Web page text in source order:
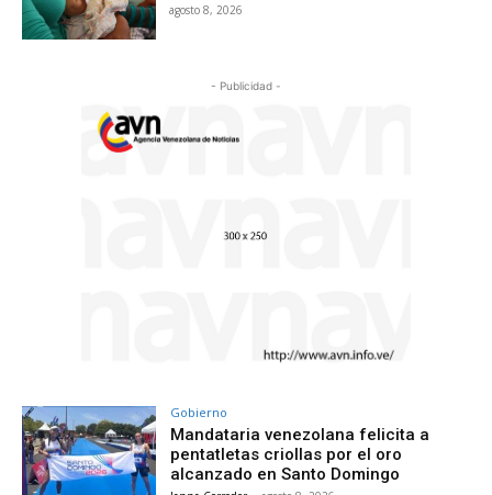
agosto 8, 2026
- Publicidad -
Gobierno
Mandataria venezolana felicita a
pentatletas criollas por el oro
alcanzado en Santo Domingo